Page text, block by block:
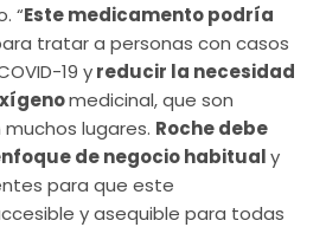
“Este medicamento podría
tratar a personas con casos
19 yreducir la necesidad
medicinal, que son
lugares. Roche debe
de negocio habitualy
para que este
y asequible para todas